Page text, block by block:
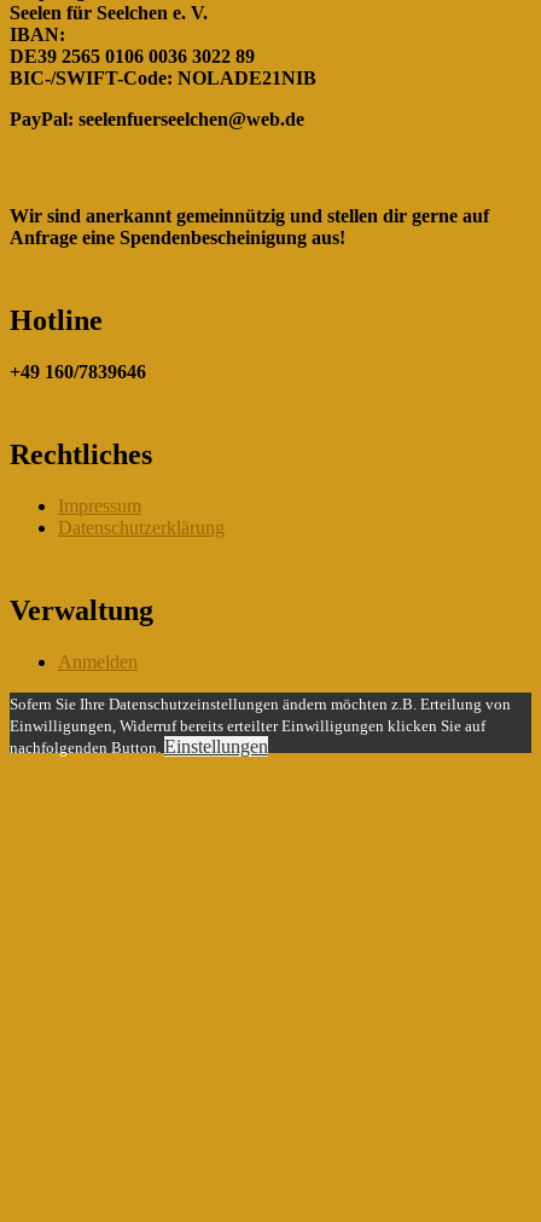
Seelen für Seelchen e. V.
IBAN:
DE39 2565 0106 0036 3022 89
BIC-/SWIFT-Code: NOLADE21NIB
PayPal: seelenfuerseelchen@web.de
Wir sind anerkannt gemeinnützig und stellen dir gerne auf
Anfrage eine Spendenbescheinigung aus!
Hotline
+49 160/7839646
Rechtliches
Impressum
Datenschutzerklärung
Verwaltung
Anmelden
Sofern Sie Ihre Datenschutzeinstellungen ändern möchten z.B. Erteilung von
Einwilligungen, Widerruf bereits erteilter Einwilligungen klicken Sie auf
nachfolgenden Button. Einstellungen